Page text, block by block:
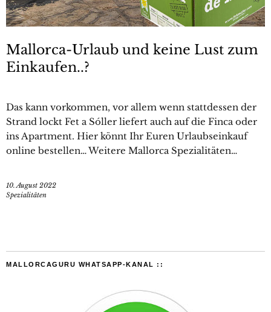
Mallorca-Urlaub und keine Lust zum
Einkaufen..?
Das kann vorkommen, vor allem wenn stattdessen der
Strand lockt Fet a Sóller liefert auch auf die Finca oder
ins Apartment. Hier könnt Ihr Euren Urlaubseinkauf
online bestellen… Weitere Mallorca Spezialitäten…
10. August 2022
Spezialitäten
MALLORCAGURU WHATSAPP-KANAL ::